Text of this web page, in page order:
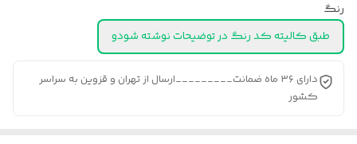
رنگ
طبق کالیته کد رنگ در توضیحات نوشته شودو
دارای ۳۶ ماه ضمانت_________ارسال از تهران و قزوین به سراسر
کشور